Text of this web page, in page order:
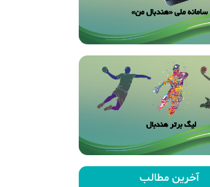
آخرین مطالب